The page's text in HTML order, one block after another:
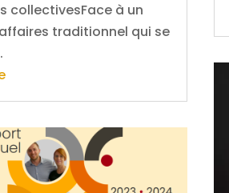
collectivesFace à un
traditionnel qui se